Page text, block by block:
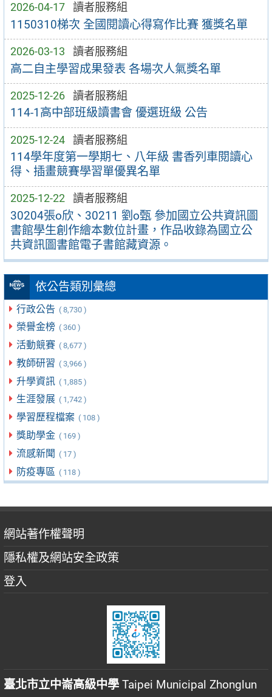
2026-04-17 讀者服務組
1150310梯次 全國閱讀心得寫作比賽 獲獎名單
2026-03-13 讀者服務組
高二自主學習成果發表 各場次人氣獎名單
2025-12-26 讀者服務組
114-1高中部班級讀書會 優選班級 公告
2025-12-24 讀者服務組
114學年度第一學期七、八年級 書香列車閱讀心
得、插畫競賽學習單優異名單
2025-12-22 讀者服務組
30204張o欣、30211 劉o甄 參加國立公共資訊圖
書館學生創作繪本數位計畫，作品收錄為國立公
共資訊圖書館電子書館藏資源。
依公告類別彙總
行政公告 ( 8,730 )
榮譽金榜 ( 360 )
活動競賽 ( 8,677 )
教師研習 ( 3,966 )
升學資訊 ( 1,885 )
生涯發展 ( 1,742 )
學習歷程檔案 ( 108 )
獎助學金 ( 169 )
流感新聞 ( 17 )
防疫專區 ( 118 )
網站著作權聲明
隱私權及網站安全政策
登入
臺北市立中崙高級中學 Taipei Municipal Zhonglun